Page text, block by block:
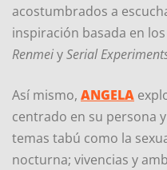
acostumbrados a
inspiración basada en
RenmeiySerial
Así mismo, ANGELA
centrado en su persona
temas tabú como la
nocturna; vivencias y